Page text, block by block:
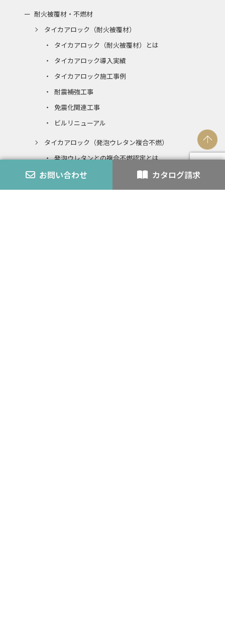
お問い合わせ カタログ請求
耐火被覆材・不燃材
タイカアロック（耐火被覆材）
タイカアロック（耐火被覆材）とは
タイカアロック導入実績
タイカアロック施工事例
耐震補強工事
免震化関連工事
ビルリニューアル
タイカアロック（発泡ウレタン複合不燃）
発泡ウレタンとの複合不燃認定とは
エコアロック